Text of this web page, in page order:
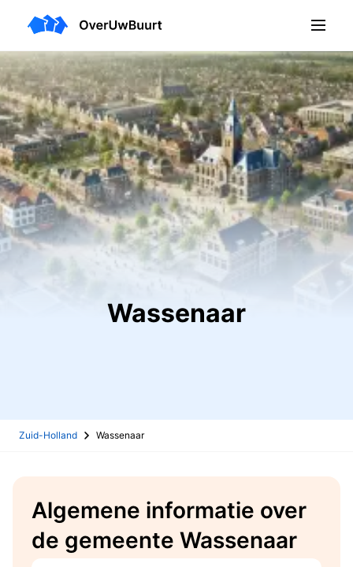
Wassenaar
Zuid-Holland Wassenaar
Algemene informatie over
de gemeente Wassenaar